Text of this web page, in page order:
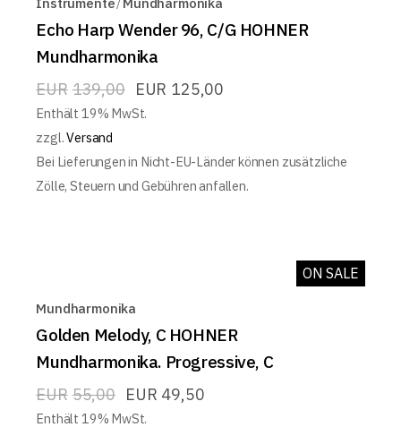
Echo Harp Wender 96, C/G HOHNER
Mundharmonika
EUR 139,00 EUR 125,00
Enthält 19% MwSt.
zzgl.Versand
Bei Lieferungen in Nicht-EU-Länder können zusätzliche
Zölle, Steuern und Gebühren anfallen.
ON SALE
Mundharmonika
Golden Melody, C HOHNER
Mundharmonika. Progressive, C
EUR 55,00 EUR 49,50
Enthält 19% MwSt.